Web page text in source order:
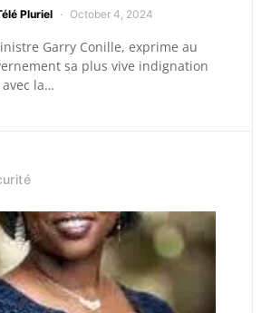
Pluriel October 4, 2024
Garry Conille, exprime au
sa plus vive indignation
la…